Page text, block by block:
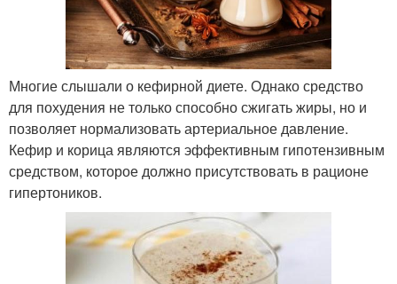
Многие слышали о кефирной диете. Однако средство
для похудения не только способно сжигать жиры, но и
позволяет нормализовать артериальное давление.
Кефир и корица являются эффективным гипотензивным
средством, которое должно присутствовать в рационе
гипертоников.